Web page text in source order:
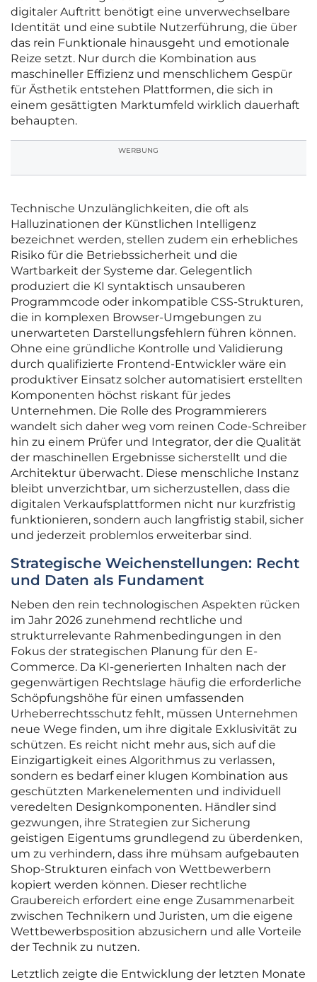
digitaler Auftritt benötigt eine unverwechselbare
Identität und eine subtile Nutzerführung, die über
das rein Funktionale hinausgeht und emotionale
Reize setzt. Nur durch die Kombination aus
maschineller Effizienz und menschlichem Gespür
für Ästhetik entstehen Plattformen, die sich in
einem gesättigten Marktumfeld wirklich dauerhaft
behaupten.
WERBUNG
Technische Unzulänglichkeiten, die oft als
Halluzinationen der Künstlichen Intelligenz
bezeichnet werden, stellen zudem ein erhebliches
Risiko für die Betriebssicherheit und die
Wartbarkeit der Systeme dar. Gelegentlich
produziert die KI syntaktisch unsauberen
Programmcode oder inkompatible CSS-Strukturen,
die in komplexen Browser-Umgebungen zu
unerwarteten Darstellungsfehlern führen können.
Ohne eine gründliche Kontrolle und Validierung
durch qualifizierte Frontend-Entwickler wäre ein
produktiver Einsatz solcher automatisiert erstellten
Komponenten höchst riskant für jedes
Unternehmen. Die Rolle des Programmierers
wandelt sich daher weg vom reinen Code-Schreiber
hin zu einem Prüfer und Integrator, der die Qualität
der maschinellen Ergebnisse sicherstellt und die
Architektur überwacht. Diese menschliche Instanz
bleibt unverzichtbar, um sicherzustellen, dass die
digitalen Verkaufsplattformen nicht nur kurzfristig
funktionieren, sondern auch langfristig stabil, sicher
und jederzeit problemlos erweiterbar sind.
Strategische Weichenstellungen: Recht
und Daten als Fundament
Neben den rein technologischen Aspekten rücken
im Jahr 2026 zunehmend rechtliche und
strukturrelevante Rahmenbedingungen in den
Fokus der strategischen Planung für den E-
Commerce. Da KI-generierten Inhalten nach der
gegenwärtigen Rechtslage häufig die erforderliche
Schöpfungshöhe für einen umfassenden
Urheberrechtsschutz fehlt, müssen Unternehmen
neue Wege finden, um ihre digitale Exklusivität zu
schützen. Es reicht nicht mehr aus, sich auf die
Einzigartigkeit eines Algorithmus zu verlassen,
sondern es bedarf einer klugen Kombination aus
geschützten Markenelementen und individuell
veredelten Designkomponenten. Händler sind
gezwungen, ihre Strategien zur Sicherung
geistigen Eigentums grundlegend zu überdenken,
um zu verhindern, dass ihre mühsam aufgebauten
Shop-Strukturen einfach von Wettbewerbern
kopiert werden können. Dieser rechtliche
Graubereich erfordert eine enge Zusammenarbeit
zwischen Technikern und Juristen, um die eigene
Wettbewerbsposition abzusichern und alle Vorteile
der Technik zu nutzen.
Letztlich zeigte die Entwicklung der letzten Monate